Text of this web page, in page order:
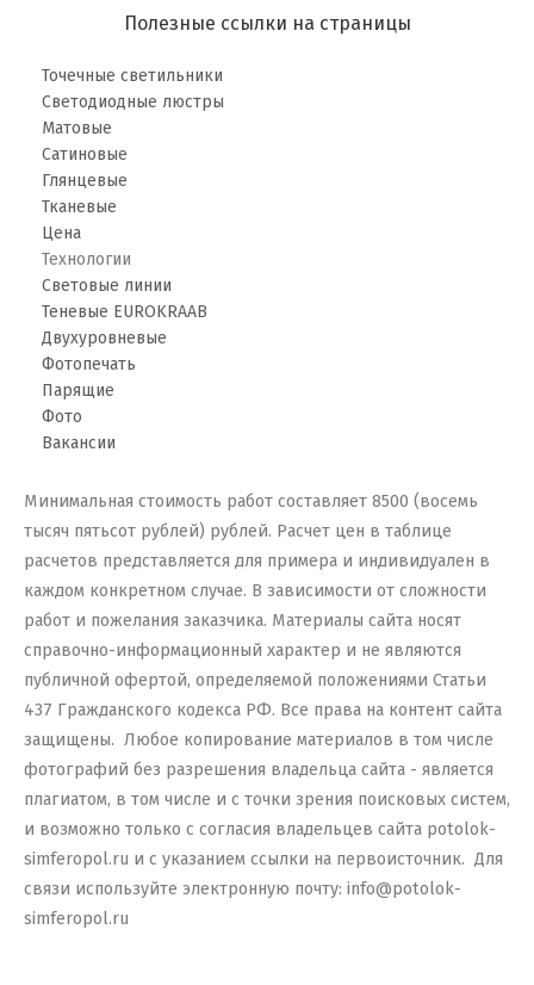
Полезные ссылки на страницы
Точечные светильники
Светодиодные люстры
Матовые
Сатиновые
Глянцевые
Тканевые
Цена
Технологии
Световые линии
Теневые EUROKRAAB
Двухуровневые
Фотопечать
Парящие
Фото
Вакансии
Минимальная стоимость работ составляет 8500 (восемь
тысяч пятьсот рублей) рублей. Расчет цен в таблице
расчетов представляется для примера и индивидуален в
каждом конкретном случае. В зависимости от сложности
работ и пожелания заказчика. Материалы сайта носят
справочно-информационный характер и не являются
публичной офертой, определяемой положениями Статьи
437 Гражданского кодекса РФ. Все права на контент сайта
защищены. Любое копирование материалов в том числе
фотографий без разрешения владельца сайта - является
плагиатом, в том числе и с точки зрения поисковых систем,
и возможно только с согласия владельцев сайта potolok-
simferopol.ru и с указанием ссылки на первоисточник. Для
связи используйте электронную почту: info@potolok-
simferopol.ru